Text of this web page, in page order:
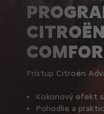
Prístup Citroën
Kokonový efekt
Pohodlie a